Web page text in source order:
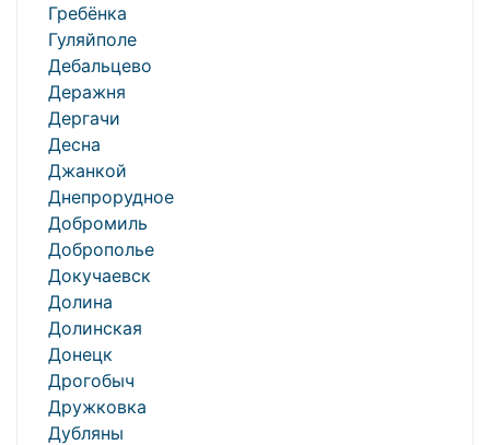
Гребёнка
Гуляйполе
Дебальцево
Деражня
Дергачи
Десна
Джанкой
Днепрорудное
Добромиль
Доброполье
Докучаевск
Долина
Долинская
Донецк
Дрогобыч
Дружковка
Дубляны